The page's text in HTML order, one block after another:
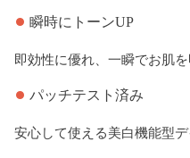
瞬時にトーンUP
即効性に優れ、一瞬でお肌
パッチテスト済み
安心して使える美白機能型